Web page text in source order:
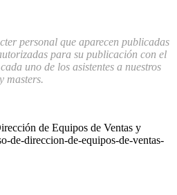
personal que aparecen publicadas
para su publicación con el
uno de los asistentes a nuestros
masters.
de Equipos de Ventas y
de-direccion-de-equipos-de-ventas-